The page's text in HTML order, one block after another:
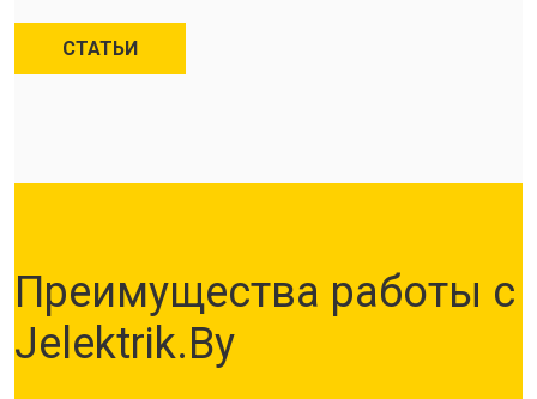
СТАТЬИ
Преимущества работы с
Jelektrik.By